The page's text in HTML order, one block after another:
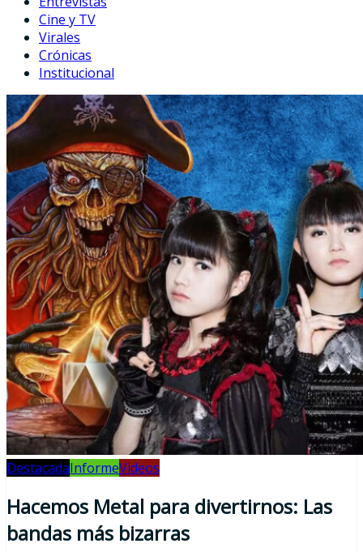
Cine y TV
Virales
Crónicas
Institucional
DestacadaInformeVideos
Hacemos Metal para divertirnos: Las
bandas más bizarras